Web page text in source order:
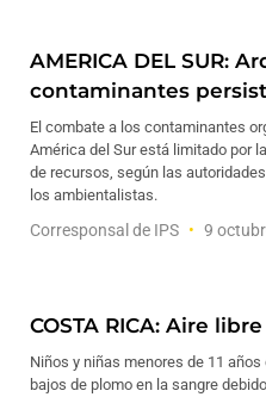
AMERICA DEL SUR:
contaminantes
El combate a los contaminantes
América del Sur está limitado por
de recursos, según las
los ambientalistas.
Corresponsal de IPS 9
COSTA RICA: Aire
Niños y niñas menores de 11
bajos de plomo en la sangre